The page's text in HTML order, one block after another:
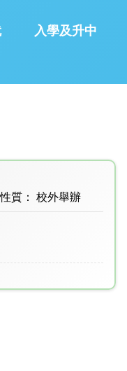
入學及升中
性質： 校外舉辦